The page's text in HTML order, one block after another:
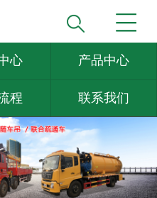
心 产品中心
程 联系我们